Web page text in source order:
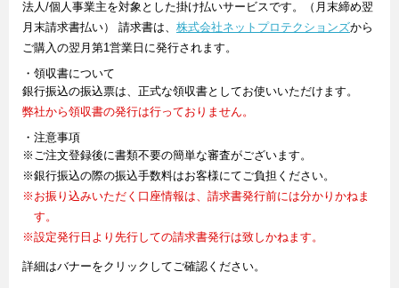
法人/個人事業主を対象とした掛け払いサービスです。（月末締め翌
月末請求書払い） 請求書は、 株式会社ネットプロテクションズから
ご購入の翌月第1営業日に発行されます。
・領収書について
銀行振込の振込票は、正式な領収書としてお使いいただけます。
弊社から領収書の発行は行っておりません。
・注意事項
※ご注文登録後に書類不要の簡単な審査がございます。
※銀行振込の際の振込手数料はお客様にてご負担ください。
※お振り込みいただく口座情報は、請求書発行前には分かりかねま
す。
※設定発行日より先行しての請求書発行は致しかねます。
詳細はバナーをクリックしてご確認ください。